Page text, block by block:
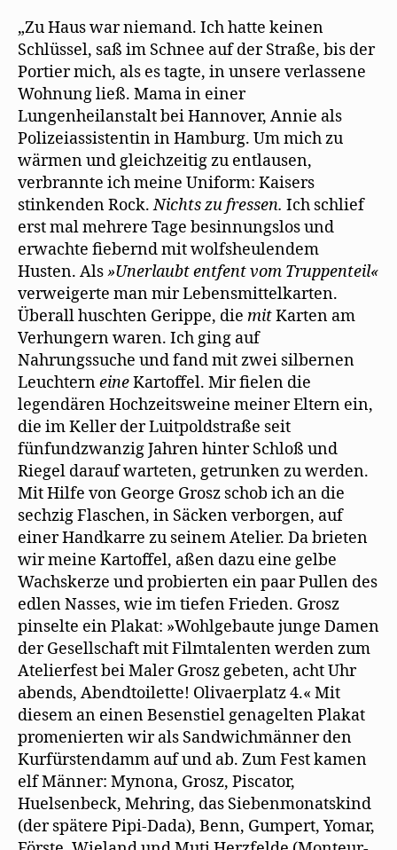
„Zu Haus war niemand. Ich hatte keinen
Schlüssel, saß im Schnee auf der Straße, bis der
Portier mich, als es tagte, in unsere verlassene
Wohnung ließ. Mama in einer
Lungenheilanstalt bei Hannover, Annie als
Polizeiassistentin in Hamburg. Um mich zu
wärmen und gleichzeitig zu entlausen,
verbrannte ich meine Uniform: Kaisers
stinkenden Rock.Nichts zu fressen. Ich schlief
erst mal mehrere Tage besinnungslos und
erwachte fiebernd mit wolfsheulendem
Husten. Als»Unerlaubt entfent vom Truppenteil«
verweigerte man mir Lebensmittelkarten.
Überall huschten Gerippe, die mitKarten am
Verhungern waren. Ich ging auf
Nahrungssuche und fand mit zwei silbernen
LeuchterneineKartoffel. Mir fielen die
legendären Hochzeitsweine meiner Eltern ein,
die im Keller der Luitpoldstraße seit
fünfundzwanzig Jahren hinter Schloß und
Riegel darauf warteten, getrunken zu werden.
Mit Hilfe von George Grosz schob ich an die
sechzig Flaschen, in Säcken verborgen, auf
einer Handkarre zu seinem Atelier. Da brieten
wir meine Kartoffel, aßen dazu eine gelbe
Wachskerze und probierten ein paar Pullen des
edlen Nasses, wie im tiefen Frieden. Grosz
pinselte ein Plakat: »Wohlgebaute junge Damen
der Gesellschaft mit Filmtalenten werden zum
Atelierfest bei Maler Grosz gebeten, acht Uhr
abends, Abendtoilette! Olivaerplatz 4.« Mit
diesem an einen Besenstiel genagelten Plakat
promenierten wir als Sandwichmänner den
Kurfürstendamm auf und ab. Zum Fest kamen
elf Männer: Mynona, Grosz, Piscator,
Huelsenbeck, Mehring, das Siebenmonatskind
(der spätere Pipi-Dada), Benn, Gumpert, Yomar,